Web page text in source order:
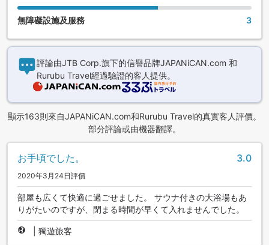
無障礙設施及服務 3
評論由JTB Corp.旗下的信譽品牌JAPANiCAN.com 和
Rurubu Travel經過驗證的客人提供。
顯示163則來自JAPANiCAN.com和Rurubu Travel的真實客人評價。
部分評論或由機器翻譯。
お手頃でした。 3.0
2020年3月24日評價
部屋も広くて快適に過ごせました。 サウナ付きの大浴場もあ
りがたいのですが、閉まる時間が早くて入れませんでした。
獨遊旅客